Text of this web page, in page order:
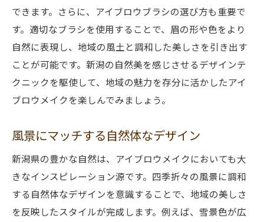
できます。さらに、アイブロウブラシの選び方も重要で
す。適切なブラシを使用することで、眉の形や色をより
自然に表現し、地域の風土と調和した美しさを引き出す
ことが可能です。新潟の自然美を感じさせるデザインテ
クニックを駆使して、地域の魅力を存分に活かしたアイ
ブロウメイクを楽しんでみましょう。
風景にマッチする自然体なデザイン
新潟県の豊かな自然は、アイブロウメイクにおいても大
きなインスピレーション源です。四季折々の風景に調和
する自然体なデザインを意識することで、地域の美しさ
を反映したスタイルが完成します。例えば、雪景色が広